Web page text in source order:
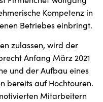
Kompetenz in
Betriebes einbringt.
zulassen, wird der
Anfang März 2021
und der Aufbau eines
bereits auf Hochtouren.
Mitarbeitern